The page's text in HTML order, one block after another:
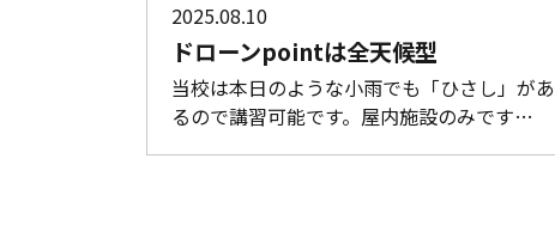
2025.08.10
ドローンpointは全天候型
当校は本日のような小雨でも「ひさし」があ
るので講習可能です。屋内施設のみです…